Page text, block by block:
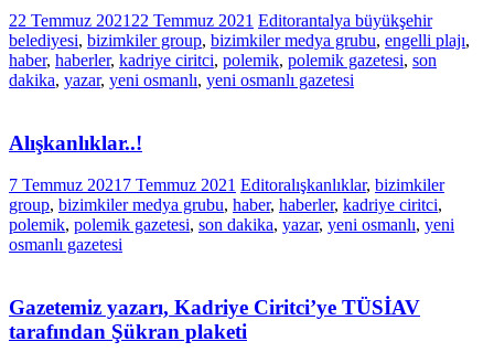
22 Temmuz 2021 22 Temmuz 2021 Editorantalya büyükşehir
belediyesi, bizimkiler group, bizimkiler medya grubu, engelli plajı,
haber, haberler, kadriye ciritci, polemik, polemik gazetesi, son
dakika, yazar, yeni osmanlı, yeni osmanlı gazetesi
Alışkanlıklar..!
7 Temmuz 2021 7 Temmuz 2021 Editoralışkanlıklar, bizimkiler
group, bizimkiler medya grubu, haber, haberler, kadriye ciritci,
polemik, polemik gazetesi, son dakika, yazar, yeni osmanlı, yeni
osmanlı gazetesi
Gazetemiz yazarı, Kadriye Ciritci’ye TÜSİAV
tarafından Şükran plaketi